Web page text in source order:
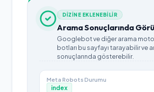
DİZİNE EKLENEBİLİR
Arama Sonuçlarında
Googlebot ve diğer arama
botları bu sayfayı tarayabilir ve
sonuçlarında gösterebilir.
Meta Robots Durumu
index